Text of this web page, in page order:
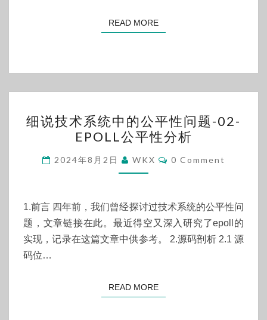
性
相
关
READ MOREREAD MORE
说
技
术
系
中
的
公
问
细说技术系统中的公平性问题-02-
EPOLL公平性分析
2024年8月2日 WKX Comments
0 Comment
1.前言 四年前，我们曾经探讨过技术系统的公平性问
题，文章链接在此。最近得空又深入研究了epoll的
实现，记录在这篇文章中供参考。 2.源码剖析 2.1 源
码位…
READ MOREREAD MORE